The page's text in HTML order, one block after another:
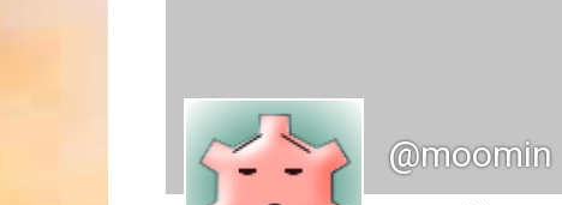
@moomin